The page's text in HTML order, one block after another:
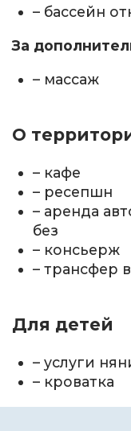
– бассейн
За
– массаж
О
– кафе
– ресепшн
– аренда
без
– консьерж
– трансфер
Для детей
– услуги
– кроватка